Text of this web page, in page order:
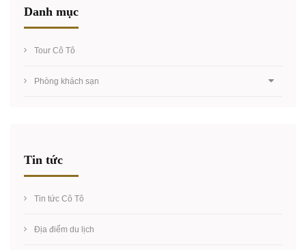
Danh mục
Tour Cô Tô
Phòng khách sạn
Tin tức
Tin tức Cô Tô
Địa điểm du lịch